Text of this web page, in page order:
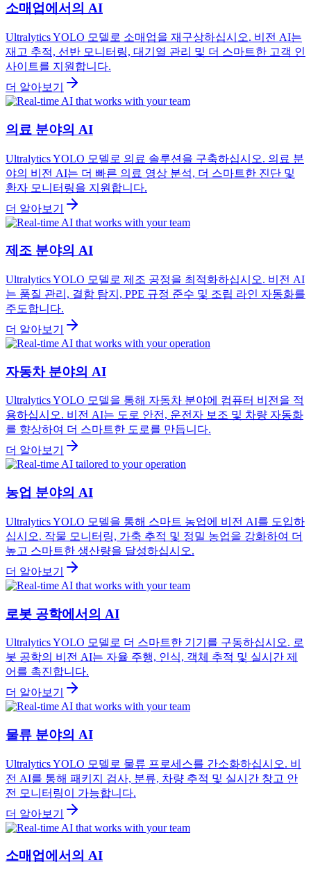
소매업에서의 AI
Ultralytics YOLO 모델로 소매업을 재구상하십시오. 비전 AI는
재고 추적, 선반 모니터링, 대기열 관리 및 더 스마트한 고객 인
사이트를 지원합니다.
더 알아보기
의료 분야의 AI
Ultralytics YOLO 모델로 의료 솔루션을 구축하십시오. 의료 분
야의 비전 AI는 더 빠른 의료 영상 분석, 더 스마트한 진단 및
환자 모니터링을 지원합니다.
더 알아보기
제조 분야의 AI
Ultralytics YOLO 모델로 제조 공정을 최적화하십시오. 비전 AI
는 품질 관리, 결함 탐지, PPE 규정 준수 및 조립 라인 자동화를
주도합니다.
더 알아보기
자동차 분야의 AI
Ultralytics YOLO 모델을 통해 자동차 분야에 컴퓨터 비전을 적
용하십시오. 비전 AI는 도로 안전, 운전자 보조 및 차량 자동화
를 향상하여 더 스마트한 도로를 만듭니다.
더 알아보기
농업 분야의 AI
Ultralytics YOLO 모델을 통해 스마트 농업에 비전 AI를 도입하
십시오. 작물 모니터링, 가축 추적 및 정밀 농업을 강화하여 더
높고 스마트한 생산량을 달성하십시오.
더 알아보기
로봇 공학에서의 AI
Ultralytics YOLO 모델로 더 스마트한 기기를 구동하십시오. 로
봇 공학의 비전 AI는 자율 주행, 인식, 객체 추적 및 실시간 제
어를 촉진합니다.
더 알아보기
물류 분야의 AI
Ultralytics YOLO 모델로 물류 프로세스를 간소화하십시오. 비
전 AI를 통해 패키지 검사, 분류, 차량 추적 및 실시간 창고 안
전 모니터링이 가능합니다.
더 알아보기
소매업에서의 AI